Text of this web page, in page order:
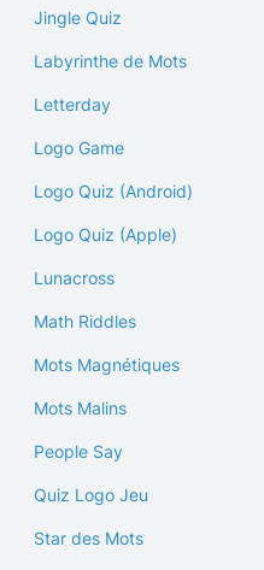
Jingle Quiz
Labyrinthe de Mots
Letterday
Logo Game
Logo Quiz (Android)
Logo Quiz (Apple)
Lunacross
Math Riddles
Mots Magnétiques
Mots Malins
People Say
Quiz Logo Jeu
Star des Mots